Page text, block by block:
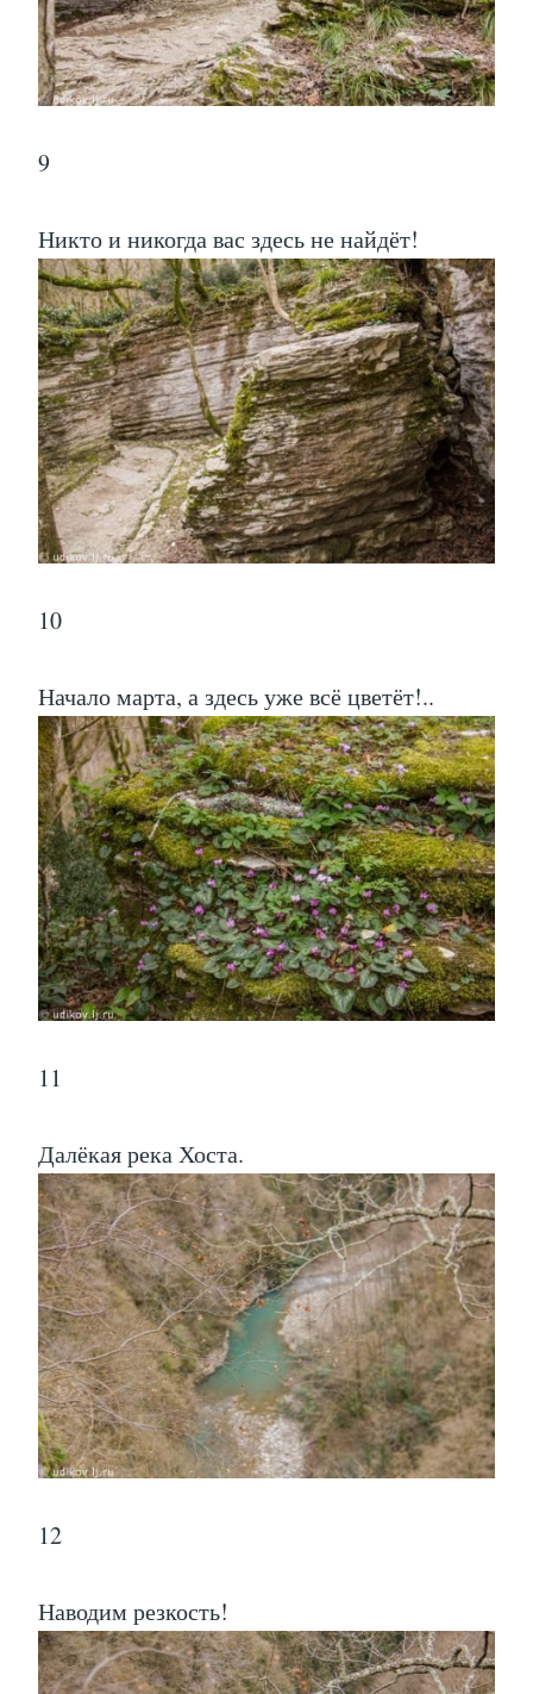
9
Никто и никогда вас здесь не найдёт!
10
Начало марта, а здесь уже всё цветёт!..
11
Далёкая река Хоста.
12
Наводим резкость!